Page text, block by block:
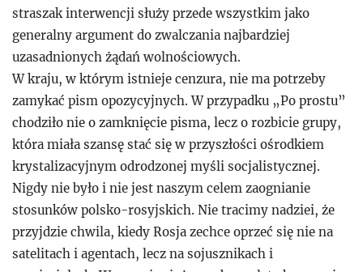
straszak interwencji służy przede wszystkim jako
generalny argument do zwalczania najbardziej
uzasadnionych żądań wolnościowych.
W kraju, w którym istnieje cenzura, nie ma potrzeby
zamykać pism opozycyjnych. W przypadku „Po prostu”
chodziło nie o zamknięcie pisma, lecz o rozbicie grupy,
która miała szansę stać się w przyszłości ośrodkiem
krystalizacyjnym odrodzonej myśli socjalistycznej.
Nigdy nie było i nie jest naszym celem zaognianie
stosunków polsko-rosyjskich. Nie tracimy nadziei, że
przyjdzie chwila, kiedy Rosja zechce oprzeć się nie na
satelitach i agentach, lecz na sojusznikach i